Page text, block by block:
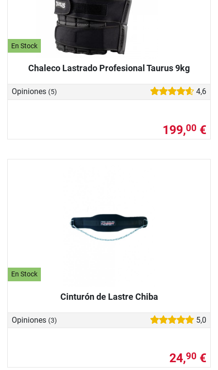
En Stock
Chaleco Lastrado Profesional Taurus 9kg
Opiniones (5) 4,6
199,00 €
En Stock
Cinturón de Lastre Chiba
Opiniones (3) 5,0
24,90 €